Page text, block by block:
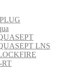
LNS
RT